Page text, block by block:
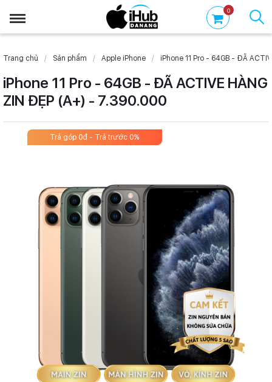
0
Trang chủ Sản phẩm Apple iPhone iPhone 11 Pro - 64GB - ĐÃ
iPhone 11 Pro - 64GB - ĐÃ ACTIVE HÀNG
ZIN ĐẸP (A+) - 7.390.000
Trả góp 0đ - Trả trước 0%